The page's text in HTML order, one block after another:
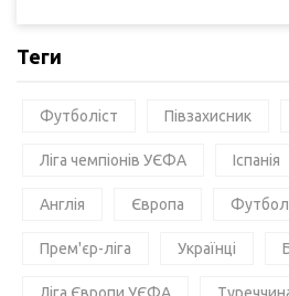
Теги
Футболіст Півзахисник
Ліга чемпіонів УЄФА Іспанія
Англія Європа Футбол
Прем'єр-ліга Українці
Ліга Європи УЄФА